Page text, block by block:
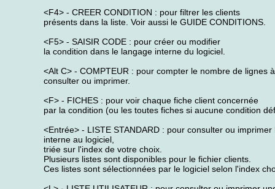
<F4> - CREER CONDITION : pour filtrer les clients
présents dans la liste. Voir aussi le GUIDE CONDITIONS.
<F5> - SAISIR CODE : pour créer ou modifier
la condition dans le langage interne du logiciel.
<Alt C> - COMPTEUR : pour compter le nombre de lignes à
consulter ou imprimer.
<F> - FICHES : pour voir chaque fiche client concernée
par la condition (ou les toutes fiches si aucune condition
<Entrée> - LISTE STANDARD : pour consulter ou imprimer
interne au logiciel,
triée sur l'index de votre choix.
Plusieurs listes sont disponibles pour le fichier clients.
Ces listes sont sélectionnées par le logiciel selon l'index